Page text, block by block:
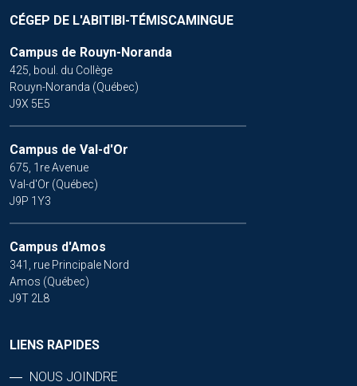
CÉGEP DE L'ABITIBI-TÉMISCAMINGUE
Campus de Rouyn-Noranda
425, boul. du Collège
Rouyn-Noranda (Québec)
J9X 5E5
Campus de Val-d'Or
675, 1re Avenue
Val-d'Or (Québec)
J9P 1Y3
Campus d'Amos
341, rue Principale Nord
Amos (Québec)
J9T 2L8
LIENS RAPIDES
NOUS JOINDRE